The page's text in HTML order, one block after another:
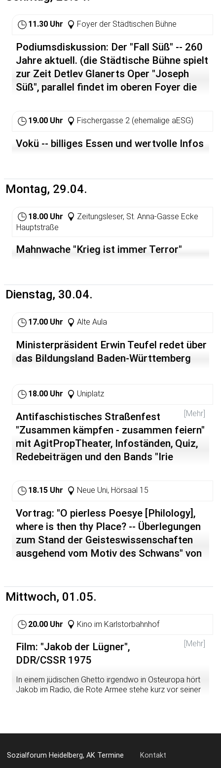
Diktatur des Eigentums" vorstellen.
Veranstalter: Forum gegen Militarismus und Krieg HD o
Friedensratschlag HD o ATTAC Rhein-Neckar mit
Unterstützung von: Buchhandlung Himmelheber o Welt-
Laden Heidelberg o GEW OV Heidelberg o ver.di Bezirk
Heidelberg-Buchen o Volkshochschule Heidelberg o
VVN/Bund der Antifaschisten o Werkstatt für
11.30 Uhr Foyer der Städtischen Bühne
Podiumsdiskussion: Der "Fall Süß" -- 260
Jahre aktuell. (die Städtische Bühne spielt
zur Zeit Detlev Glanerts Oper "Joseph
Süß", parallel findet im oberen Foyer die
Heidelberg" statt)
19.00 Uhr Fischergasse 2 (ehemalige aESG)
Vokü -- billiges Essen und wertvolle Infos
Montag, 29.04.
18.00 Uhr
Zeitungsleser, St. Anna-Gasse Ecke
Hauptstraße
Mahnwache "Krieg ist immer Terror"
Dienstag, 30.04.
17.00 Uhr Alte Aula
Ministerpräsident Erwin Teufel redet über
das Bildungsland Baden-Württemberg
18.00 Uhr Uniplatz
[Mehr]
Antifaschistisches Straßenfest
"Zusammen kämpfen - zusammen feiern"
mit AgitPropTheater, Infoständen, Quiz,
Redebeiträgen und den Bands "Irie
http://unimut.fsk.uni-
fangdenhut.html
18.15 Uhr Neue Uni, Hörsaal 15
Vortrag: "O pierless Poesye [Philology],
where is then thy Place? -- Überlegungen
zum Stand der Geisteswissenschaften
ausgehend vom Motiv des Schwans" von
Mittwoch, 01.05.
20.00 Uhr Kino im Karlstorbahnhof
[Mehr]
Film: "Jakob der Lügner",
DDR/CSSR 1975
In einem jüdischen Ghetto irgendwo in Osteuropa hört
Jakob im Radio, die Rote Armee stehe kurz vor seiner
Sozialforum Heidelberg, AK Termine Kontakt